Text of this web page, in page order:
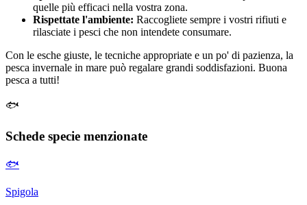
quelle più efficaci nella vostra zona.
Rispettate l'ambiente: Raccogliete sempre i vostri rifiuti e
rilasciate i pesci che non intendete consumare.
Con le esche giuste, le tecniche appropriate e un po' di pazienza, la
pesca invernale in mare può regalare grandi soddisfazioni. Buona
pesca a tutti!
🐟
Schede specie menzionate
🐟
Spigola